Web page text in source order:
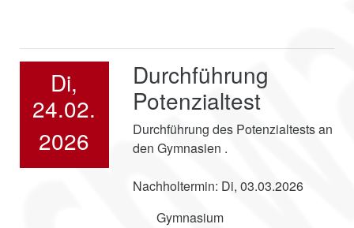
Di,
24.02.
2026
Durchführung
Potenzialtest
Durchführung des Potenzialtests an
den Gymnasien .
Nachholtermin: Di, 03.03.2026
Gymnasium